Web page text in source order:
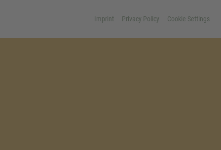
Imprint Privacy Policy Cookie Settings